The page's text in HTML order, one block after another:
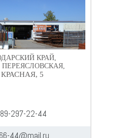
КРАЙ,
5
297-22-44
44@mail.ru